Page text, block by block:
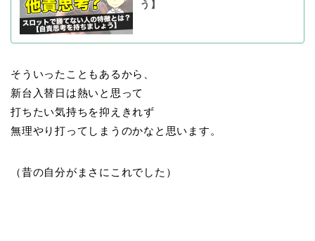
う】
そういったこともあるから、
新台入替日は熱いと思って
打ちたい気持ちを抑えきれず
無理やり打ってしまうのかなと思います。
（昔の自分がまさにこれでした）